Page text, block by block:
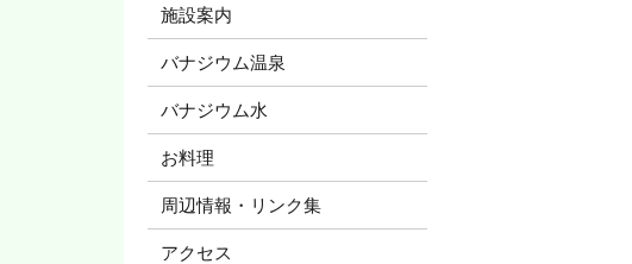
施設案内
バナジウム温泉
バナジウム水
お料理
周辺情報・リンク集
アクセス